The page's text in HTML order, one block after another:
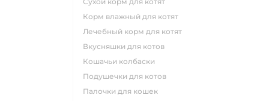
корм влажный для котят
лечебный корм для котят
вкусняшки для котов
кошачьи колбаски
подушечки для котов
палочки для кошек